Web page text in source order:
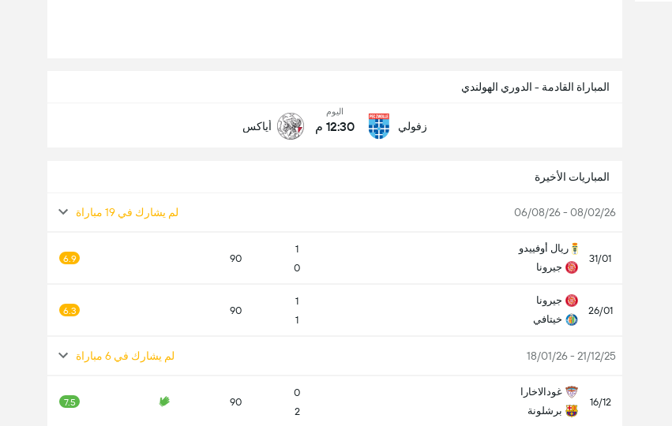
المباراة القادمة - الدوري الهولندي
زفولي
اليوم
12:30 م أياكس
المباريات الأخيرة
08/02/26 - 06/08/26 لم يشارك في 19 مباراة
31/01
ريال أوفييدو
جيرونا
1
0
90
6.9
26/01
جيرونا
خيتافي
1
1
90
6.3
21/12/25 - 18/01/26 لم يشارك في 6 مباراة
16/12
غودالاخارا
برشلونة
0
2
90
7.5